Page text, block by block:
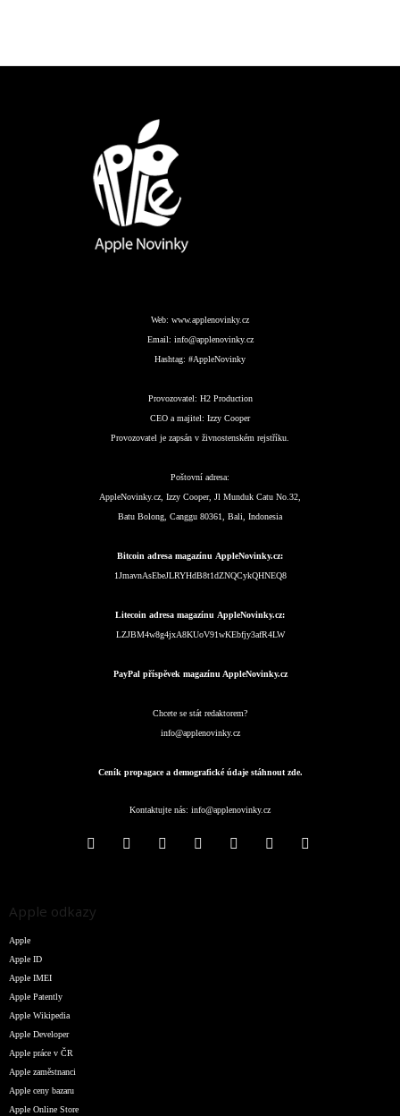
Web: www.applenovinky.cz
Email: info@applenovinky.cz
Hashtag: #AppleNovinky
Provozovatel: H2 Production
CEO a majitel: Izzy Cooper
Provozovatel je zapsán v živnostenském rejstříku.
Poštovní adresa:
AppleNovinky.cz, Izzy Cooper, Jl Munduk Catu No.32,
Batu Bolong, Canggu 80361, Bali, Indonesia
Bitcoin adresa magazínu AppleNovinky.cz:
1JmavnAsEbeJLRYHdB8t1dZNQCykQHNEQ8
Litecoin adresa magazínu AppleNovinky.cz:
LZJBM4w8g4jxA8KUoV91wKEbfjy3afR4LW
PayPal příspěvek magazínu AppleNovinky.cz
Chcete se stát redaktorem?
info@applenovinky.cz
Ceník propagace a demografické údaje stáhnout zde.
Kontaktujte nás: info@applenovinky.cz
Apple odkazy
Apple
Apple ID
Apple IMEI
Apple Patently
Apple Wikipedia
Apple Developer
Apple práce v ČR
Apple zaměstnanci
Apple ceny bazaru
Apple Online Store